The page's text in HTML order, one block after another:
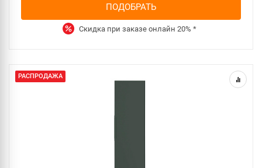
ПОДОБРАТЬ
Скидка при заказе онлайн 20% *
РАСПРОДАЖА